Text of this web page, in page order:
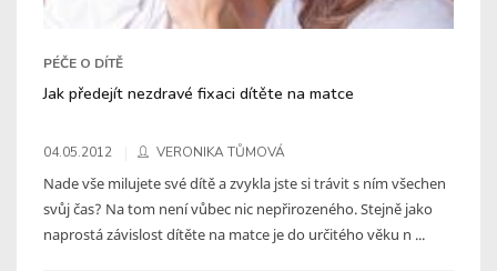
PÉČE O DÍTĚ
Jak předejít nezdravé fixaci dítěte na matce
04.05.2012 VERONIKA TŮMOVÁ
Nade vše milujete své dítě a zvykla jste si trávit s ním všechen
svůj čas? Na tom není vůbec nic nepřirozeného. Stejně jako
naprostá závislost dítěte na matce je do určitého věku n ...